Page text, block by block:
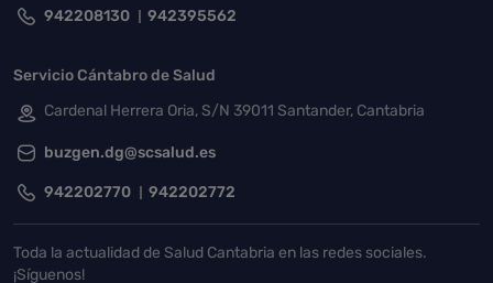
942208130 942395562
Servicio Cántabro de Salud
Cardenal Herrera Oria, S/N 39011 Santander, Cantabria
buzgen.dg@scsalud.es
942202770 942202772
Toda la actualidad de Salud Cantabria en las redes sociales.
¡Síguenos!